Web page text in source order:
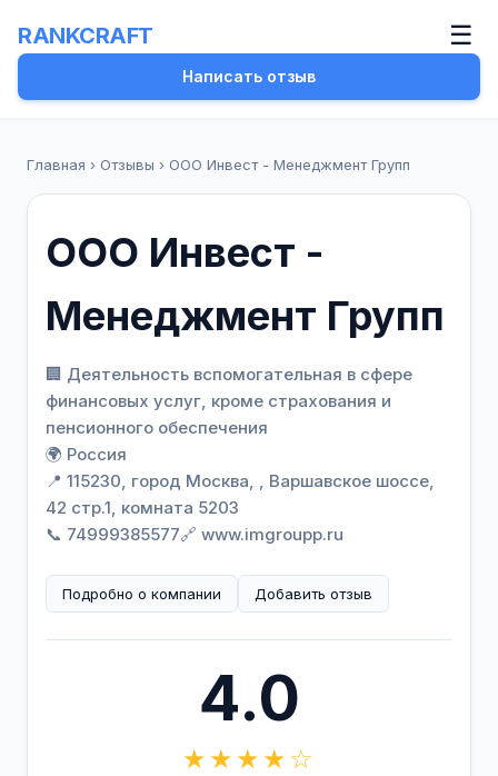
RANKCRAFT ☰
Написать отзыв
Главная › Отзывы › ООО Инвест - Менеджмент Групп
ООО Инвест -
Менеджмент Групп
🏢 Деятельность вспомогательная в сфере
финансовых услуг, кроме страхования и
пенсионного обеспечения
🌍 Россия
📍 115230, город Москва, , Варшавское шоссе,
42 стр.1, комната 5203
📞 74999385577🔗 www.imgroupp.ru
Подробно о компании Добавить отзыв
4.0
★★★★☆